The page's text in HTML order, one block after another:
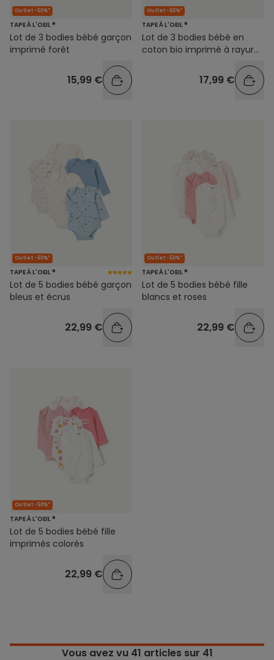
Outlet -50%*
TAPE À L'OEIL ®
Lot de 3 bodies bébé garçon
imprimé forêt
15,99 €
Outlet -60%*
TAPE À L'OEIL ®
Lot de 3 bodies bébé en
coton bio imprimé à rayures
17,99 €
Outlet -60%*
TAPE À L'OEIL ®
Lot de 5 bodies bébé garçon
bleus et écrus
22,99 €
Outlet -50%*
TAPE À L'OEIL ®
Lot de 5 bodies bébé fille
blancs et roses
22,99 €
Outlet -50%*
TAPE À L'OEIL ®
Lot de 5 bodies bébé fille
imprimés colorés
22,99 €
Vous avez vu 41 articles sur 41